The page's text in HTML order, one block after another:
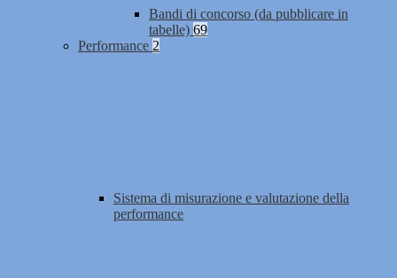
Bandi di concorso (da pubblicare in
tabelle) 69
Performance 2
Sistema di misurazione e valutazione della
performance